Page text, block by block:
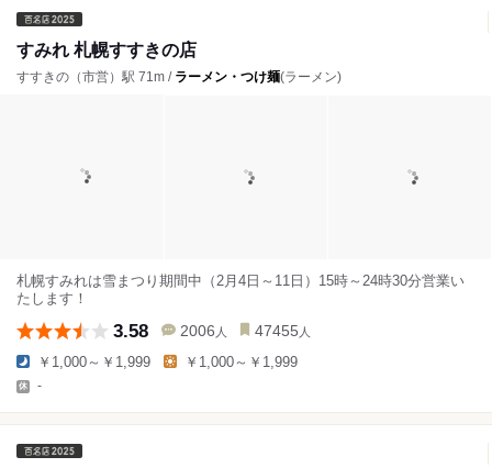
すみれ 札幌すすきの店
すすきの（市営）駅 71m / ラーメン・つけ麺(ラーメン)
札幌すみれは雪まつり期間中（2月4日～11日）15時～24時30分営業い
たします！
3.58 2006 人 47455 人
￥1,000～￥1,999 ￥1,000～￥1,999
-